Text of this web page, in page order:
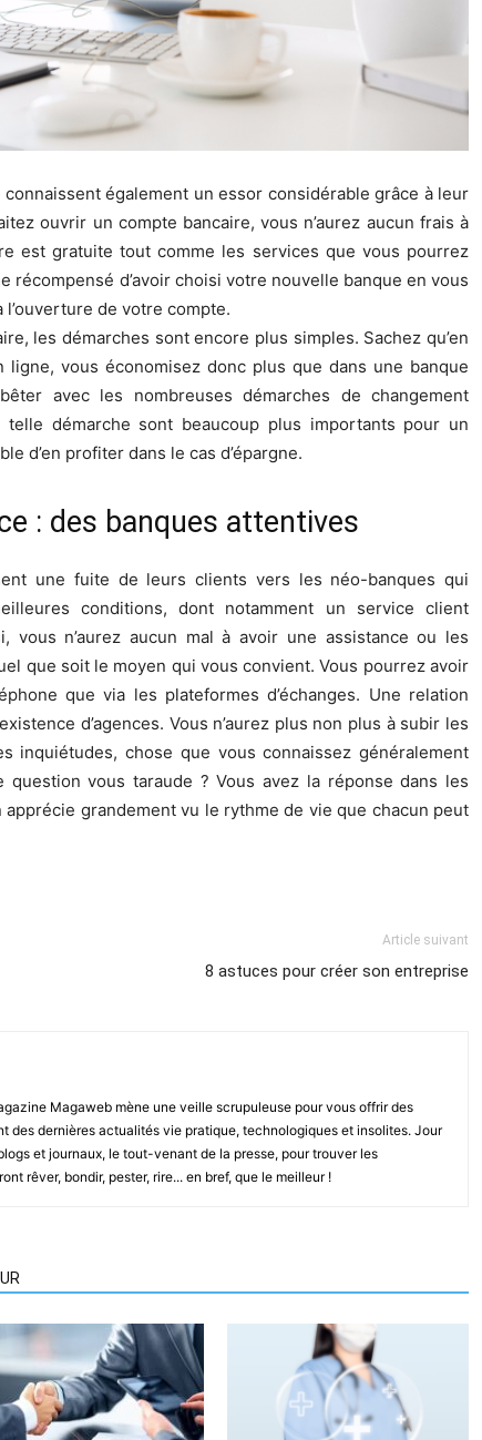
connaissent également un essor considérable grâce à leur
ouvrir un compte bancaire, vous n’aurez aucun frais à
est gratuite tout comme les services que vous pourrez
récompensé d’avoir choisi votre nouvelle banque en vous
de votre compte.
les démarches sont encore plus simples. Sachez qu’en
vous économisez donc plus que dans une banque
avec les nombreuses démarches de changement
telle démarche sont beaucoup plus importants pour un
d’en profiter dans le cas d’épargne.
: des banques attentives
une fuite de leurs clients vers les néo-banques qui
conditions, dont notamment un service client
vous n’aurez aucun mal à avoir une assistance ou les
que soit le moyen qui vous convient. Vous pourrez avoir
que via les plateformes d’échanges. Une relation
d’agences. Vous n’aurez plus non plus à subir les
inquiétudes, chose que vous connaissez généralement
question vous taraude ? Vous avez la réponse dans les
apprécie grandement vu le rythme de vie que chacun peut
Article suivant
8 astuces pour créer son entreprise
Magaweb mène une veille scrupuleuse pour vous offrir des
des dernières actualités vie pratique, technologiques et insolites. Jour
et journaux, le tout-venant de la presse, pour trouver les
rêver, bondir, pester, rire... en bref, que le meilleur !